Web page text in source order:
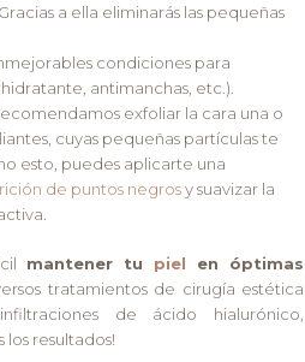
a ella eliminarás las pequeñas
condiciones para
antimanchas, etc.).
exfoliar la cara una o
cuyas pequeñas partículas te
esto, puedes aplicarte una
de puntos negrosy suavizar la
mantener tu piel en óptimas
tratamientos de cirugía estética
de ácido hialurónico,
resultados!